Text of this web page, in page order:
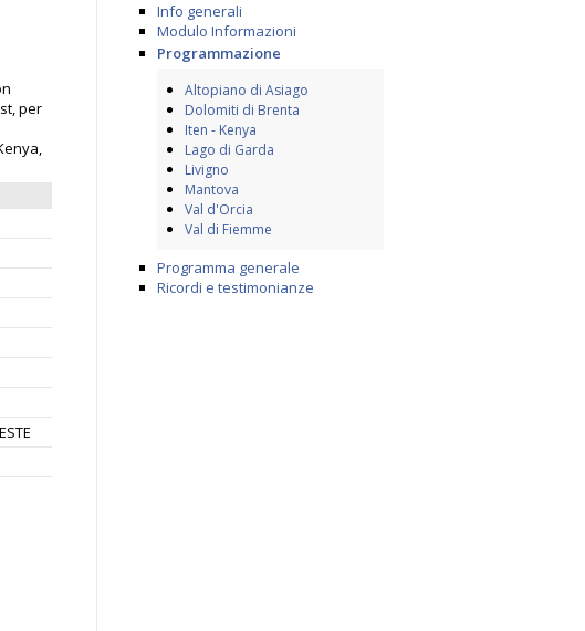
per
Info generali
Modulo Informazioni
Programmazione
Altopiano di Asiago
Dolomiti di Brenta
Iten - Kenya
Lago di Garda
Livigno
Mantova
Val d'Orcia
Val di Fiemme
Programma generale
Ricordi e testimonianze